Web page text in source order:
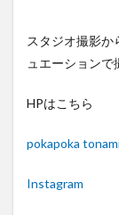
スタジオ撮影
ュエーションで
HPはこちら
pokapoka
Instagram